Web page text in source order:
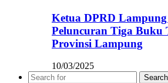
Ketua DPRD Lampung
Peluncuran Tiga Buku
Provinsi Lampung
10/03/2025